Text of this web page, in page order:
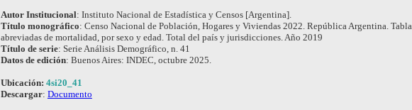
Autor Institucional: Instituto Nacional de Estadística y Censos [Argentina].
Título monográfico: Censo Nacional de Población, Hogares y Viviendas 2022. República Argentina.
abreviadas de mortalidad, por sexo y edad. Total del país y jurisdicciones. Año 2019
Título de serie: Serie Análisis Demográfico, n. 41
Datos de edición: Buenos Aires: INDEC, octubre 2025.
Ubicación: 4si20_41
Descargar: Documento